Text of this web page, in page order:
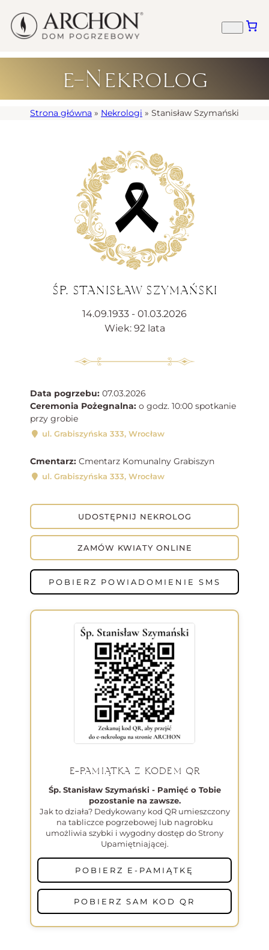
e-Nekrolog
Strona główna » Nekrologi » Stanisław Szymański
ŚP. STANISŁAW SZYMAŃSKI
14.09.1933 - 01.03.2026
Wiek: 92 lata
Data pogrzebu: 07.03.2026
Ceremonia Pożegnalna: o godz. 10:00 spotkanie
przy grobie
ul. Grabiszyńska 333, Wrocław
Cmentarz: Cmentarz Komunalny Grabiszyn
ul. Grabiszyńska 333, Wrocław
UDOSTĘPNIJ NEKROLOG
ZAMÓW KWIATY ONLINE
POBIERZ POWIADOMIENIE SMS
E-PAMIĄTKA Z KODEM QR
Śp. Stanisław Szymański - Pamięć o Tobie
pozostanie na zawsze.
Jak to działa? Dedykowany kod QR umieszczony
na tabliczce pogrzebowej lub nagrobku
umożliwia szybki i wygodny dostęp do Strony
Upamiętniającej.
POBIERZ E-PAMIĄTKĘ
POBIERZ SAM KOD QR